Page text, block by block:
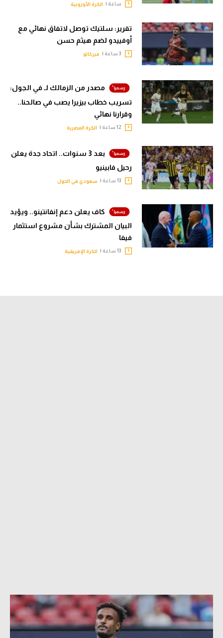
ساعة | الكرة الأوروبية
تقرير: سلتيك توصل لاتفاق نهائي مع
أوفييدو لضم هيثم حسن
ميركاتو
مصدر من الزمالك لـ في الجول:
تسريب خطاب بيزيرا يصب في صالحنا..
وقرارنا نهائي
الكرة المصرية
بعد 3 سنوات.. اتحاد جدة يعلن
رحيل فابينيو
سعودي في الجول
كاف يعلن دعم إنفانتينو.. ويؤيد
البيان المشترك بشأن مشروع استثمار
فيفا
الكرة الإفريقية